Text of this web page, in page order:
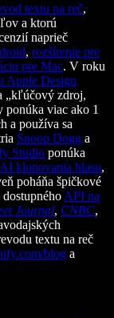
textu na reč,
a ktorú
naprieč
, rozšírenie pre
pre Mac. V roku
Apple Design
„kľúčový zdroj,
viac ako 1
a používa sa
Snoop Dogg a
Studio ponúka
AI klonovania hlasu,
poháňa špičkové
API na
Journal, CNBC,
textu na reč
blog a